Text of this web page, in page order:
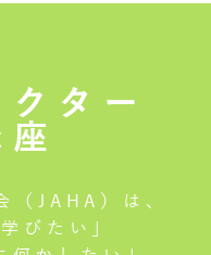
ター
（JAHA）は、
びたい」